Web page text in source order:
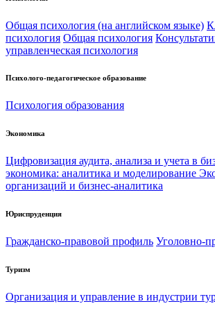
Общая психология (на английском языке)
психология Общая психология
управленческая психология
Психолого-педагогическое образование
Психология образования
Экономика
Цифровизация аудита, анализа и учета в
экономика: аналитика и моделирование
организаций и бизнес-аналитика
Юриспруденция
Гражданско-правовой профиль Уголовно-
Туризм
Организация и управление в индустрии